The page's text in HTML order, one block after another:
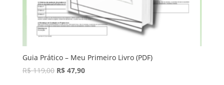
Guia Prático – Meu Primeiro Livro (PDF)
R$119,00 R$47,90